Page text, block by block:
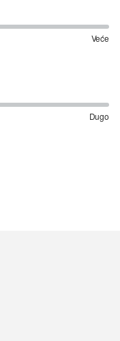
Veće
Dugo